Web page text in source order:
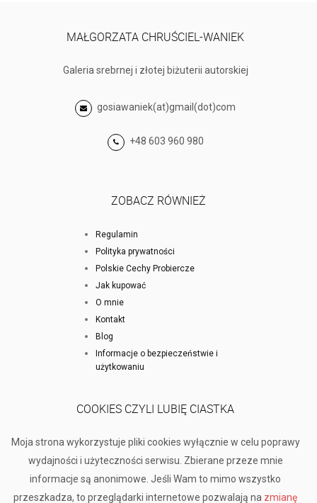
MAŁGORZATA CHRUŚCIEL-WANIEK
Galeria srebrnej i złotej biżuterii autorskiej
gosiawaniek(at)gmail(dot)com
+48 603 960 980
ZOBACZ RÓWNIEŻ
Regulamin
Polityka prywatności
Polskie Cechy Probiercze
Jak kupować
O mnie
Kontakt
Blog
Informacje o bezpieczeństwie i
użytkowaniu
COOKIES CZYLI LUBIĘ CIASTKA
Moja strona wykorzystuje pliki cookies wyłącznie w celu poprawy
wydajności i użyteczności serwisu. Zbierane przeze mnie
informacje są anonimowe. Jeśli Wam to mimo wszystko
przeszkadza, to przeglądarki internetowe pozwalają na zmianę